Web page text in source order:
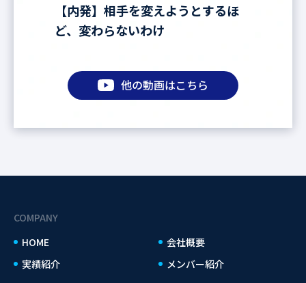
【内発】相手を変えようとするほ
ど、変わらないわけ
他の動画はこちら
COMPANY
HOME
会社概要
実績紹介
メンバー紹介